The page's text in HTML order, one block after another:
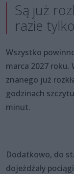
Są już
razie
Wszystko
marca 2027 roku.
znanego już
godzinach
minut.
Dodatkowo, do
dojeżdżały